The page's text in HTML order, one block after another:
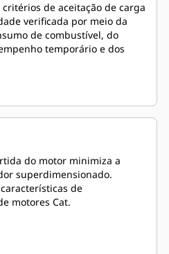
de aceitação de carga
verificada por meio da
de combustível, do
temporário e dos
do motor minimiza a
superdimensionado.
de
motores Cat.